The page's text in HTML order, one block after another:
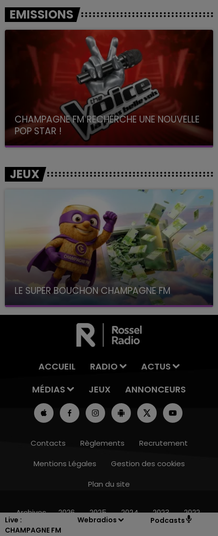
Live :
CHAMPAGNE FM
Webradios Podcasts
LE BEST OF DE LA FAMILLE CHAMPAGNE
EMISSIONS
CHAMPAGNE FM RECHERCHE UNE NOUVELLE
POP STAR !
Toute la journée sur Champagne FM
JEUX
LE SUPER BOUCHON CHAMPAGNE FM
avec La Famille Champagne FM, à 8H10
ACCUEIL RADIO
ACTUS
MÉDIAS
JEUX ANNONCEURS
Contacts Règlements
Recrutement
Mentions Légales
Gestion des cookies
Plan du site
Archives 2026 2025 2024 2023 2022